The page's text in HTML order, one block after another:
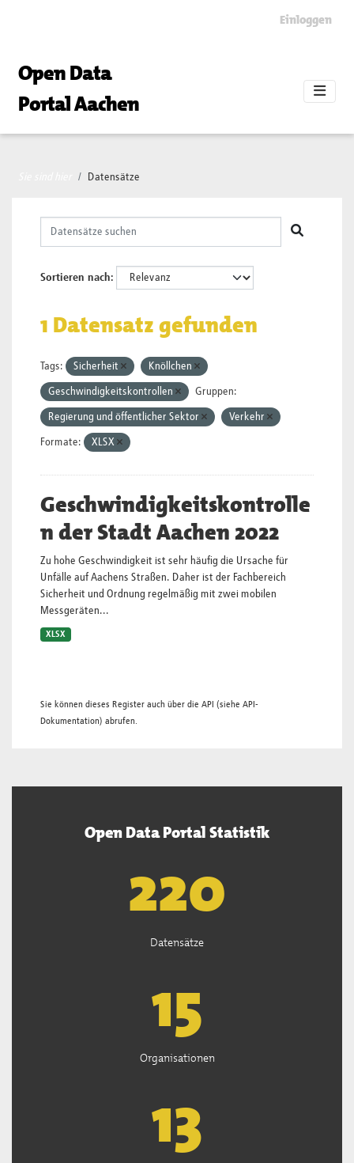
Einloggen
Open Data
Portal Aachen
Datensätze
Sortieren nach
1 Datensatz gefunden
Tags: Sicherheit Knöllchen
Geschwindigkeitskontrollen Gruppen:
Regierung und öffentlicher Sektor Verkehr
Formate: XLSX
Geschwindigkeitskontrolle
n der Stadt Aachen 2022
Zu hohe Geschwindigkeit ist sehr häufig die Ursache für
Unfälle auf Aachens Straßen. Daher ist der Fachbereich
Sicherheit und Ordnung regelmäßig mit zwei mobilen
Messgeräten...
XLSX
Sie können dieses Register auch über die API (siehe API-
Dokumentation) abrufen.
Open Data Portal Statistik
222
Datensätze
15
Organisationen
13